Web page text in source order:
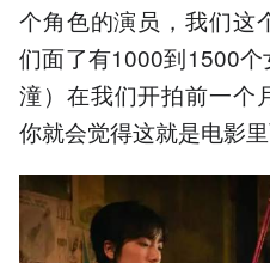
个角色的演员，我们这
们面了有1000到1500
潼）在我们开拍前一
你就会觉得这就是电影